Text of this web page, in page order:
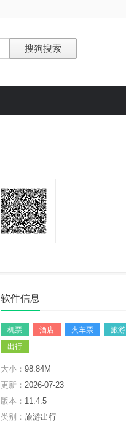
软件信息
机票 酒店 火车票
旅游
出行
大小： 98.84M
更新： 2026-07-23
版本： 11.4.5
类别： 旅游出行